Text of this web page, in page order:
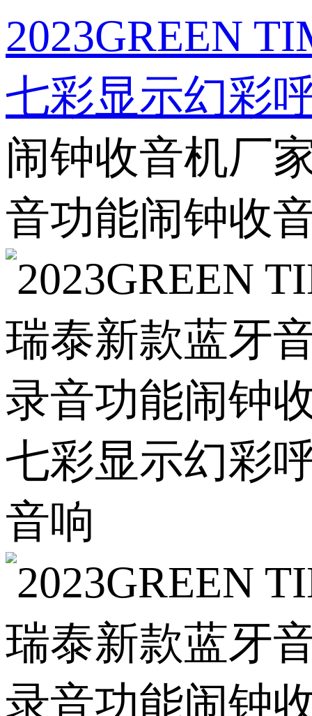
2023GREEN
七彩显示幻彩
闹钟收音机厂
音功能闹钟收